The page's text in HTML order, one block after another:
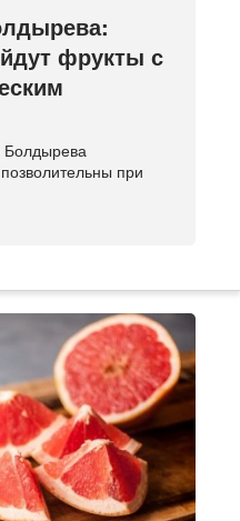
фрукты с
Болдырева
при